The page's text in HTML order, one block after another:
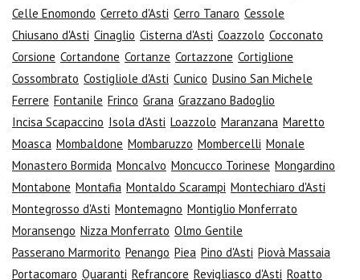
Celle Enomondo Cerreto d'Asti Cerro Tanaro Cessole
Chiusano d'Asti Cinaglio Cisterna d'Asti Coazzolo Cocconato
Corsione Cortandone Cortanze Cortazzone Cortiglione
Cossombrato Costigliole d'Asti Cunico Dusino San Michele
Ferrere Fontanile Frinco Grana Grazzano Badoglio
Incisa Scapaccino Isola d'Asti Loazzolo Maranzana Maretto
Moasca Mombaldone Mombaruzzo Mombercelli Monale
Monastero Bormida Moncalvo Moncucco Torinese Mongardino
Montabone Montafia Montaldo Scarampi Montechiaro d'Asti
Montegrosso d'Asti Montemagno Montiglio Monferrato
Moransengo Nizza Monferrato Olmo Gentile
Passerano Marmorito Penango Piea Pino d'Asti Piovà Massaia
Portacomaro Quaranti Refrancore Revigliasco d'Asti Roatto